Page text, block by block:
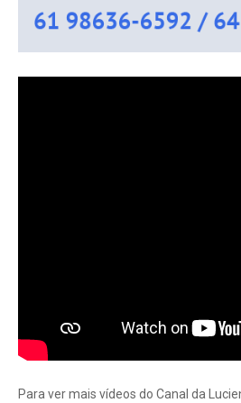
Para ver mais vídeos do Canal da